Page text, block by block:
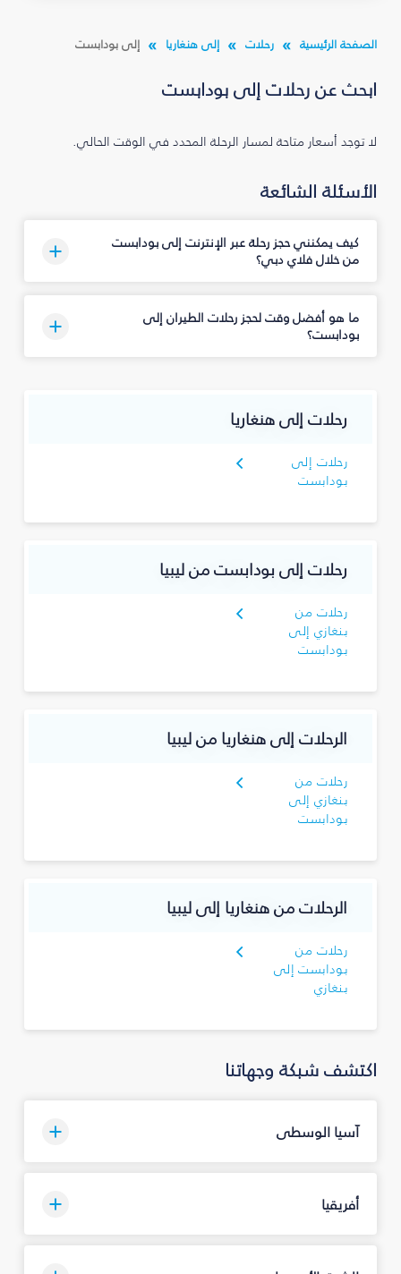
الصفحة الرئيسية رحلات إلى هنغاريا إلى بودابست
ابحث عن رحلات إلى بودابست
لا توجد أسعار متاحة لمسار الرحلة المحدد في الوقت الحالي.
الأسئلة الشائعة
كيف يمكنني حجز رحلة عبر الإنترنت إلى بودابست
من خلال فلاي دبي؟
ما هو أفضل وقت لحجز رحلات الطيران إلى
بودابست؟
رحلات إلى هنغاريا
رحلات إلى
بودابست
رحلات إلى بودابست من ليبيا
رحلات من
بنغازي إلى
بودابست
الرحلات إلى هنغاريا من ليبيا
رحلات من
بنغازي إلى
بودابست
الرحلات من هنغاريا إلى ليبيا
رحلات من
بودابست إلى
بنغازي
اكتشف شبكة وجهاتنا
آسيا الوسطى
أفريقيا